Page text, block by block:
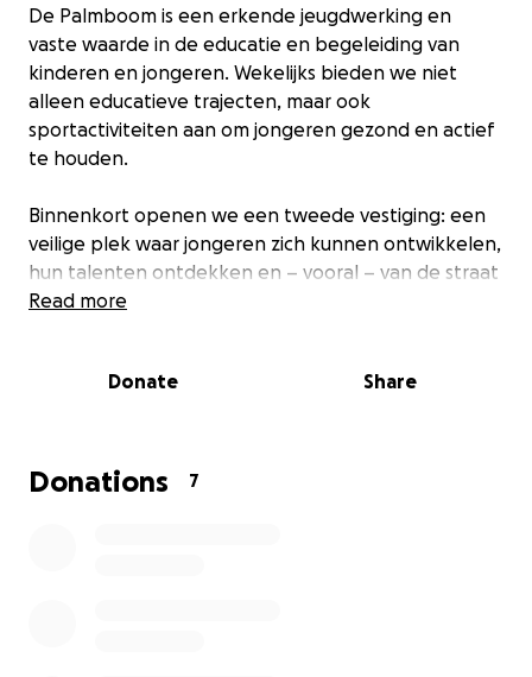
De Palmboom is een erkende jeugdwerking en
vaste waarde in de educatie en begeleiding van
kinderen en jongeren. Wekelijks bieden we niet
alleen educatieve trajecten, maar ook
sportactiviteiten aan om jongeren gezond en actief
te houden.
Binnenkort openen we een tweede vestiging: een
veilige plek waar jongeren zich kunnen ontwikkelen,
hun talenten ontdekken en – vooral – van de straat
blijven.
nodig. Met elke bijdrage helpen jullie ons een
Read more
Donate Share
Donations 7